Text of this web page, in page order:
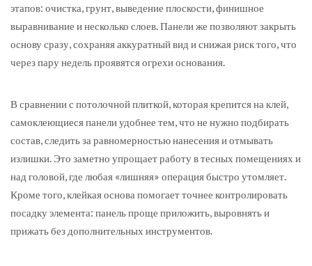
этапов: очистка, грунт, выведение плоскости, финишное
выравнивание и несколько слоев. Панели же позволяют закрыть
основу сразу, сохраняя аккуратный вид и снижая риск того, что
через пару недель проявятся огрехи основания.
В сравнении с потолочной плиткой, которая крепится на клей,
самоклеющиеся панели удобнее тем, что не нужно подбирать
состав, следить за равномерностью нанесения и отмывать
излишки. Это заметно упрощает работу в тесных помещениях и
над головой, где любая «лишняя» операция быстро утомляет.
Кроме того, клейкая основа помогает точнее контролировать
посадку элемента: панель проще приложить, выровнять и
прижать без дополнительных инструментов.